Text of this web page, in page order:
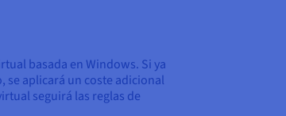
basada en Windows. Si ya
se aplicará un coste adicional
seguirá las reglas de